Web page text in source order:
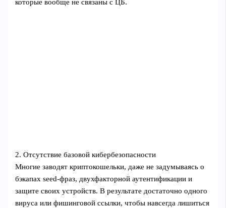
которые вообще не связаны с ЦБ.
2. Отсутствие базовой кибербезопасности
Многие заводят криптокошельки, даже не задумываясь о
бэкапах seed-фраз, двухфакторной аутентификации и
защите своих устройств. В результате достаточно одного
вируса или фишинговой ссылки, чтобы навсегда лишиться